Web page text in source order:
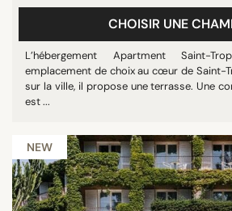
CHOISIR UNE
L’hébergement Apartment Saint-
emplacement de choix au cœur de Saint-
sur la ville, il propose une terrasse. Une
est ...
NEW